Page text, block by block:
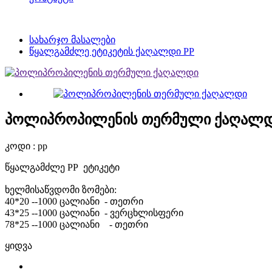
სახარჯო მასალები
წყალგამძლე ეტიკეტის ქაღალდი PP
პოლიპროპილენის თერმული
კოდი : pp
წყალგამძლე PP ეტიკეტი
ხელმისაწვდომი ზომები:
40*20 --1000 ცალიანი - თეთრი
43*25 --1000 ცალიანი - ვერცხლისფერი
78*25 --1000 ცალიანი - თეთრი
ყიდვა